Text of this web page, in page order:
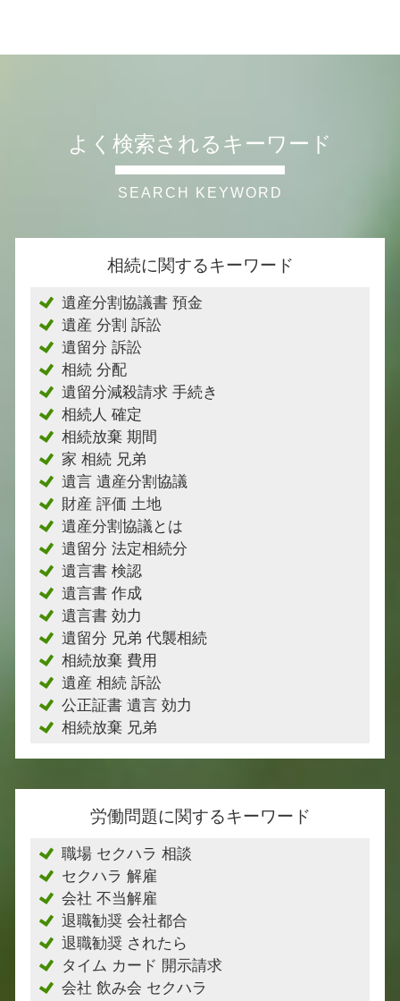
よく検索されるキーワード
相続に関するキーワード
遺産分割協議書 預金
遺産 分割 訴訟
遺留分 訴訟
相続 分配
遺留分減殺請求 手続き
相続人 確定
相続放棄 期間
家 相続 兄弟
遺言 遺産分割協議
財産 評価 土地
遺産分割協議とは
遺留分 法定相続分
遺言書 検認
遺言書 作成
遺言書 効力
遺留分 兄弟 代襲相続
相続放棄 費用
遺産 相続 訴訟
公正証書 遺言 効力
相続放棄 兄弟
労働問題に関するキーワード
職場 セクハラ 相談
セクハラ 解雇
会社 不当解雇
退職勧奨 会社都合
退職勧奨 されたら
タイム カード 開示請求
会社 飲み会 セクハラ